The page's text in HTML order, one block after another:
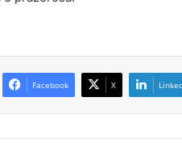
Facebook X